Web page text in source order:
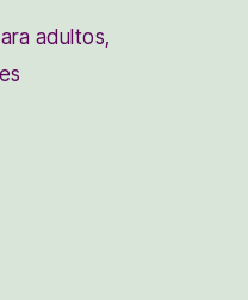
adultos,